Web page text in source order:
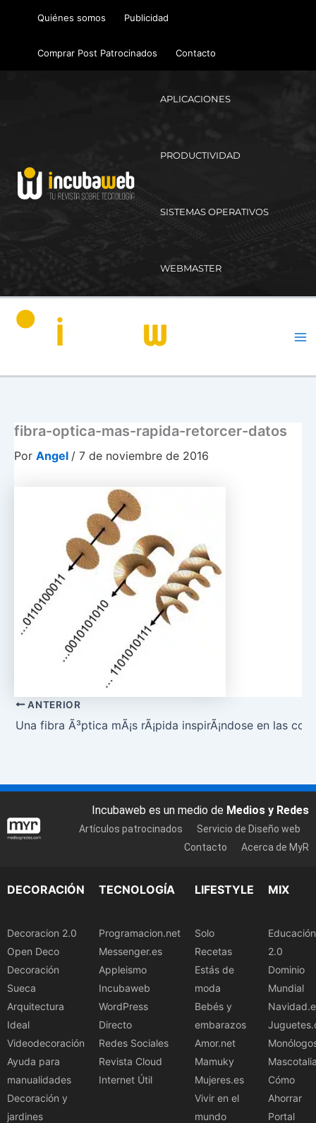
Quiénes somos Publicidad
Comprar Post Patrocinados Contacto
APLICACIONES
PRODUCTIVIDAD
SISTEMAS OPERATIVOS
WEBMASTER
fibra-optica-mas-rapida-retorcer-datos
Por Angel / 7 de noviembre de 2016
ANTERIOR
Una fibra Ã³ptica mÃ¡s rÃ¡pida inspirÃ¡ndose en las
Incubaweb es un medio de Medios y Redes
Artículos patrocinados
Servicio de Diseño web
Contacto
Acerca de MyR
DECORACIÓN
Decoracion 2.0
Open Deco
Decoración
Sueca
Arquitectura
Ideal
Videodecoración
Ayuda para
manualidades
Decoración y
jardines
TECNOLOGÍA
Programacion.net
Messenger.es
Appleismo
Incubaweb
WordPress
Directo
Redes Sociales
Revista Cloud
Internet Útil
LIFESTYLE
Solo
Recetas
Estás de
moda
Bebés y
embarazos
Amor.net
Mamuky
Mujeres.es
Vivir en el
mundo
MIX
Educación
2.0
Dominio
Mundial
Cómo
Ahorrar
Portal